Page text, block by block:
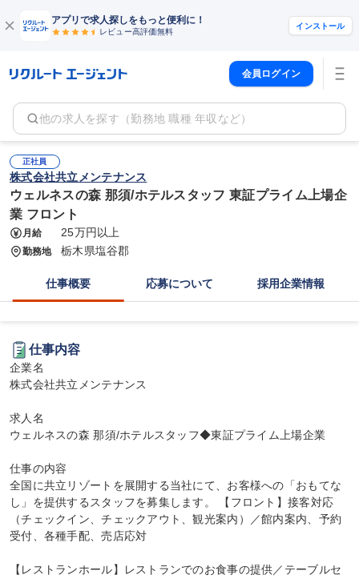
アプリで求人探しをもっと便利に！
レビュー高評価無料
インストール
会員ログイン
他の求人を探す（勤務地 職種 年収など）
正社員
株式会社共立メンテナンス
ウェルネスの森 那須/ホテルスタッフ 東証プライム上場企
業 フロント
月給 25万円以上
勤務地 栃木県塩谷郡
仕事概要 応募について 採用企業情報
仕事内容
企業名
株式会社共立メンテナンス
求人名
ウェルネスの森 那須/ホテルスタッフ◆東証プライム上場企業
仕事の内容
全国に共立リゾートを展開する当社にて、お客様への「おもてな
し」を提供するスタッフを募集します。 【フロント】接客対応
（チェックイン、チェックアウト、観光案内）／館内案内、予約
受付、各種手配、売店応対
【レストランホール】レストランでのお食事の提供／テーブルセ